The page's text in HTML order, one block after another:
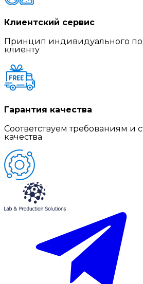
Клиентский сервис
Принцип индивидуального
клиенту
Гарантия качества
Соответствуем требованиям и
качества